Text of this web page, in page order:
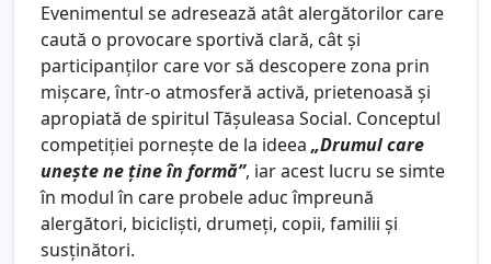
Evenimentul se adresează atât alergătorilor care
caută o provocare sportivă clară, cât și
participanților care vor să descopere zona prin
mișcare, într-o atmosferă activă, prietenoasă și
apropiată de spiritul Tășuleasa Social. Conceptul
competiției pornește de la ideea „Drumul care
unește ne ține în formă”, iar acest lucru se simte
în modul în care probele aduc împreună
alergători, bicicliști, drumeți, copii, familii și
susținători.